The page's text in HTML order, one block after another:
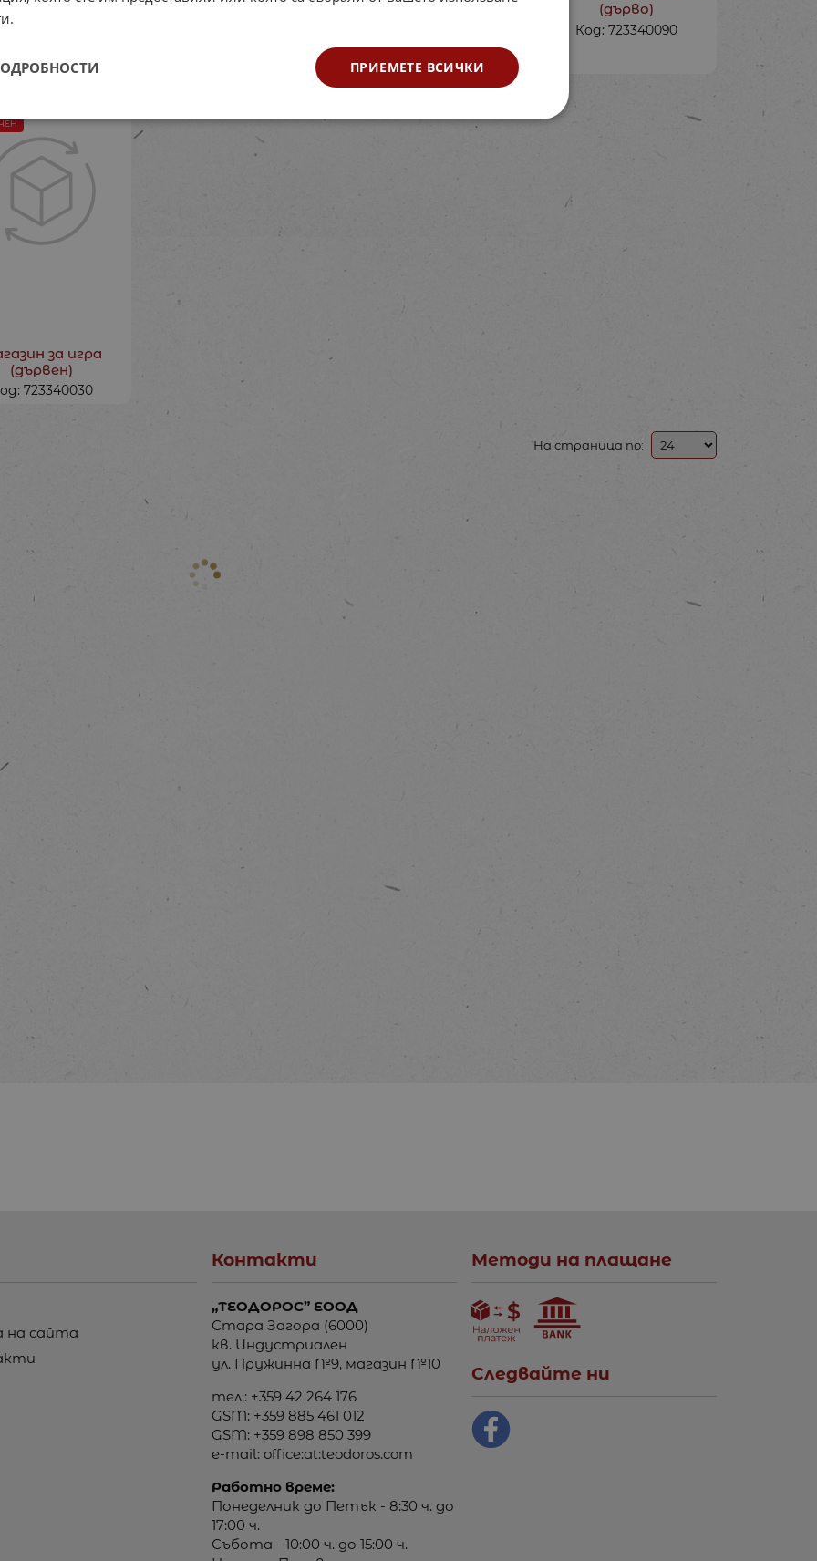
- Ферма
лв. 6.90 € 13.50 лв.
(дърво)
Код: 723340090
за игра
(дървен)
723340030
На страница по:
на сайта
Контакти
„ТЕОДОРОС” ЕООД
Стара Загора (6000)
кв. Индустриален
ул. Пружинна №9, магазин №10
тел.: +359 42 264 176
GSM: +359 885 461 012
GSM: +359 898 850 399
e-mail:office:at:teodoros.com
Работно време:
Понеделник до Петък - 8:30 ч. до
17:00 ч.
Събота - 10:00 ч. до 15:00 ч.
Методи на плащане
Следвайте ни
ПРИЕМЕТЕ ВСИЧКИ